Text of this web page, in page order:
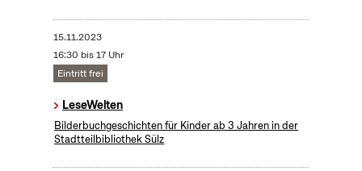
15.11.2023
16:30 bis 17 Uhr
Eintritt frei
LeseWelten
Bilderbuchgeschichten für Kinder ab 3 Jahren in der
Stadtteilbibliothek Sülz